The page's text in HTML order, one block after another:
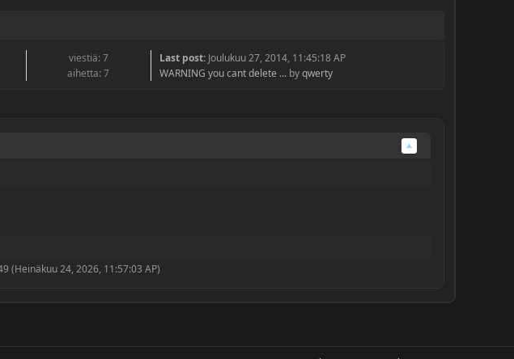
viestiä: 7
aihetta: 7
Last post: Joulukuu 27, 2014, 11:45:18 AP
WARNING you cant delete ... byqwerty
(Heinäkuu 24, 2026, 11:57:03 AP)